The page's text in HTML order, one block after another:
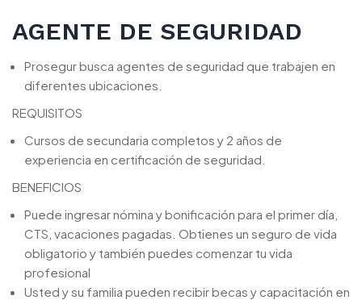
AGENTE DE SEGURIDAD
Prosegur busca agentes de seguridad que trabajen en
diferentes ubicaciones.
REQUISITOS
Cursos de secundaria completos y 2 años de
experiencia en certificación de seguridad.
BENEFICIOS
Puede ingresar nómina y bonificación para el primer día,
CTS, vacaciones pagadas. Obtienes un seguro de vida
obligatorio y también puedes comenzar tu vida
profesional
Usted y su familia pueden recibir becas y capacitación en